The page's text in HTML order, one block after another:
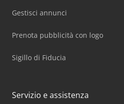
Gestisci annunci
Prenota pubblicità con logo
Sigillo di Fiducia
Servizio e assistenza